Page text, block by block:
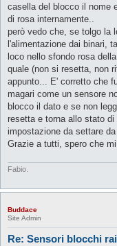
casella del blocco il nome
di rosa internamente..
però vedo che, se tolgo la
l'alimentazione dai binari,
loco nello sfondo rosa
quale (non si resetta, non
appunto... E' corretto che
magari come un sensore
blocco il dato e se non
resetta e torna allo stato
impostazione da settare
Grazie a tutti, spero che
Fabio.
Buddace
Site Admin
Re: Sensori blocchi